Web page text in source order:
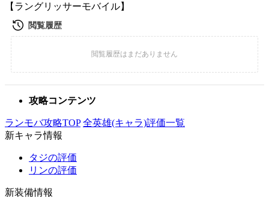
【ラングリッサーモバイル】
攻略コンテンツ
ランモバ攻略TOP 全英雄(キャラ)評価一覧
新キャラ情報
タジの評価
リンの評価
新装備情報